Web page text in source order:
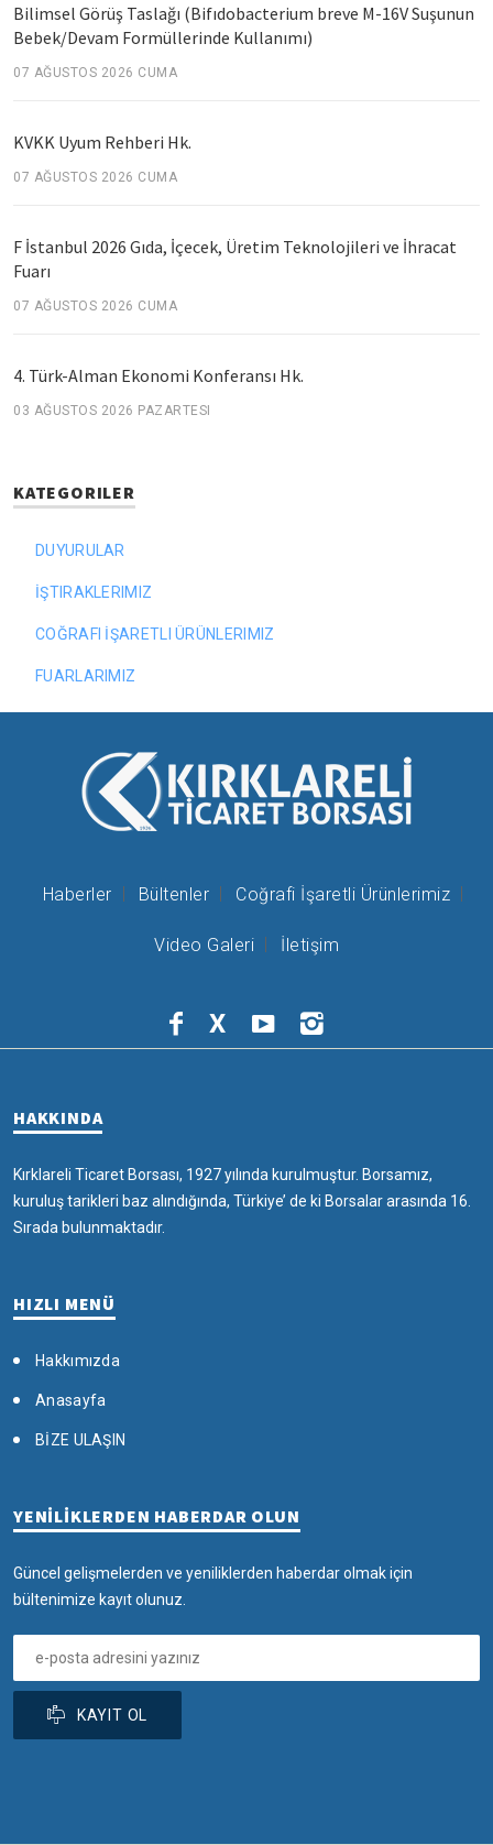
Bilimsel Görüş Taslağı (Bifıdobacterium breve M-16V Suşunun
Bebek/Devam Formüllerinde Kullanımı)
07 AĞUSTOS 2026 CUMA
KVKK Uyum Rehberi Hk.
07 AĞUSTOS 2026 CUMA
F İstanbul 2026 Gıda, İçecek, Üretim Teknolojileri ve İhracat
Fuarı
07 AĞUSTOS 2026 CUMA
4. Türk-Alman Ekonomi Konferansı Hk.
03 AĞUSTOS 2026 PAZARTESI
KATEGORILER
DUYURULAR
İŞTIRAKLERIMIZ
COĞRAFI İŞARETLI ÜRÜNLERIMIZ
FUARLARIMIZ
Haberler Bültenler Coğrafi İşaretli Ürünlerimiz
Video Galeri İletişim
X
HAKKINDA
Kırklareli Ticaret Borsası, 1927 yılında kurulmuştur. Borsamız,
kuruluş tarikleri baz alındığında, Türkiye’ de ki Borsalar arasında 16.
Sırada bulunmaktadır.
HIZLI MENÜ
Hakkımızda
Anasayfa
BİZE ULAŞIN
YENİLİKLERDEN HABERDAR OLUN
Güncel gelişmelerden ve yeniliklerden haberdar olmak için
bültenimize kayıt olunuz.
KAYIT OL